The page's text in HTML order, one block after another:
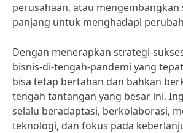
perusahaan, atau
panjang untuk menghadapi
Dengan menerapkan strategi-
bisnis-di-tengah-pandemi yang
bisa tetap bertahan dan bahkan
tengah tantangan yang besar ini.
selalu beradaptasi, berkolaborasi,
teknologi, dan fokus pada